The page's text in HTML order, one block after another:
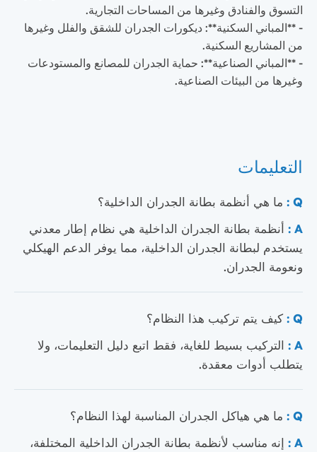
التسوق والفنادق وغيرها من المساحات التجارية.
- **المباني السكنية**: ديكورات الجدران للشقق والفلل وغيرها
من المشاريع السكنية.
- **المباني الصناعية**: حماية الجدران للمصانع والمستودعات
وغيرها من البيئات الصناعية.
التعليمات
Q : ما هي أنظمة بطانة الجدران الداخلية؟
A :
أنظمة بطانة الجدران الداخلية هي نظام إطار معدني
يستخدم لبطانة الجدران الداخلية، مما يوفر الدعم الهيكلي
ونعومة الجدران.
Q : كيف يتم تركيب هذا النظام؟
A :
التركيب بسيط للغاية، فقط اتبع دليل التعليمات، ولا
يتطلب أدوات معقدة.
Q : ما هي هياكل الجدران المناسبة لهذا النظام؟
A :
إنه مناسب لأنظمة بطانة الجدران الداخلية المختلفة،